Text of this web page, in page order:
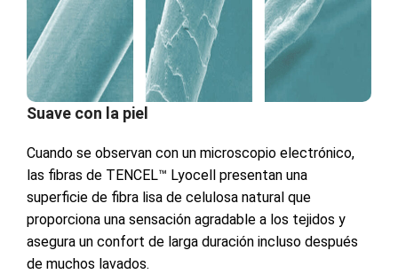
Suave con la piel
Cuando se observan con un microscopio electrónico,
las fibras de TENCEL™ Lyocell presentan una
superficie de fibra lisa de celulosa natural que
proporciona una sensación agradable a los tejidos y
asegura un confort de larga duración incluso después
de muchos lavados.